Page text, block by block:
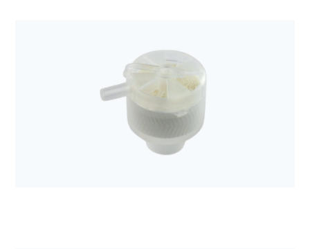
Anestezjologia i aparatura medyczna
Filtr mechaniczny Sterivent mini